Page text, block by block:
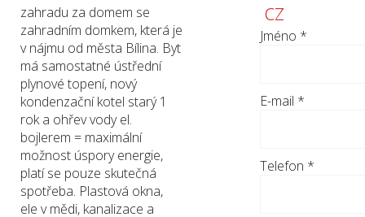
zahradu za domem se
zahradním domkem, která je
v nájmu od města Bílina. Byt
má samostatné ústřední
plynové topení, nový
kondenzační kotel starý 1
rok a ohřev vody el.
bojlerem = maximální
možnost úspory energie,
platí se pouze skutečná
spotřeba. Plastová okna,
ele v mědi, kanalizace a
cz
Jméno *
E-mail *
Telefon *